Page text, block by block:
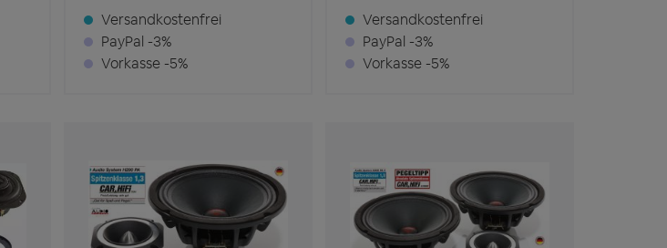
Versandkostenfrei
PayPal -3%
Vorkasse -5%
Versandkostenfrei
PayPal -3%
Vorkasse -5%